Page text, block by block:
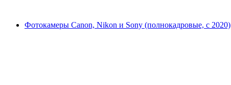
Фотокамеры Canon, Nikon и Sony (полнокадровые, с 2020)